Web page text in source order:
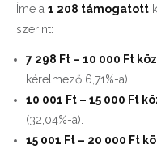
Íme a 1 208 támogatott
szerint:
7 298 Ft – 10 000 Ft
kérelmező 6,71%-a).
10 001 Ft – 15 000 Ft
(32,04%-a).
15 001 Ft – 20 000 Ft